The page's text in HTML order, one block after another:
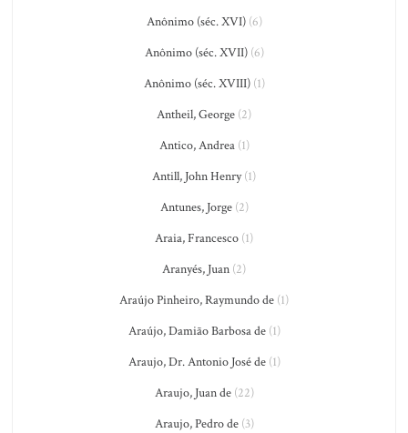
Anônimo (séc. XVI)(6)
Anônimo (séc. XVII)(6)
Anônimo (séc. XVIII)(1)
Antheil, George (2)
Antico, Andrea(1)
Antill, John Henry(1)
Antunes, Jorge(2)
Araia, Francesco (1)
Aranyés, Juan (2)
Araújo Pinheiro, Raymundo de (1)
Araújo, Damião Barbosa de(1)
Araujo, Dr. Antonio José de(1)
Araujo, Juan de(22)
Araujo, Pedro de(3)